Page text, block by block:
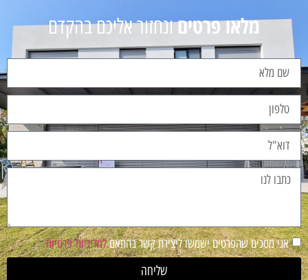
מלאו פרטיםונחזור אליכם בהקדם
אני מסכים שהפרטים ישמשו ליצירת קשר בהתאםלמדיניות פרטיות
שליחה